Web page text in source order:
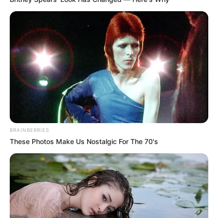
¿Cómo tener descuento en el precio
de la gasolina?
BRAINBERRIES
These Photos Make Us Nostalgic For The 70's